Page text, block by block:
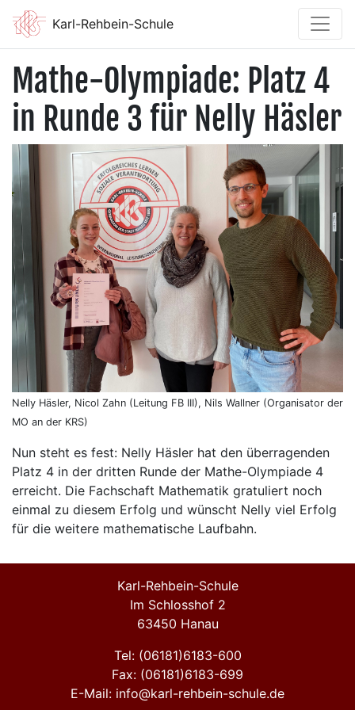
Karl-Rehbein-Schule
Mathe-Olympiade: Platz 4
in Runde 3 für Nelly Häsler
Nelly Häsler, Nicol Zahn (Leitung FB III), Nils Wallner (Organisator der
MO an der KRS)
Nun steht es fest: Nelly Häsler hat den überragenden
Platz 4 in der dritten Runde der Mathe-Olympiade 4
erreicht. Die Fachschaft Mathematik gratuliert noch
einmal zu diesem Erfolg und wünscht Nelly viel Erfolg
für die weitere mathematische Laufbahn.
Karl-Rehbein-Schule
Im Schlosshof 2
63450 Hanau
Tel: (06181)6183-600
Fax: (06181)6183-699
E-Mail: info@karl-rehbein-schule.de